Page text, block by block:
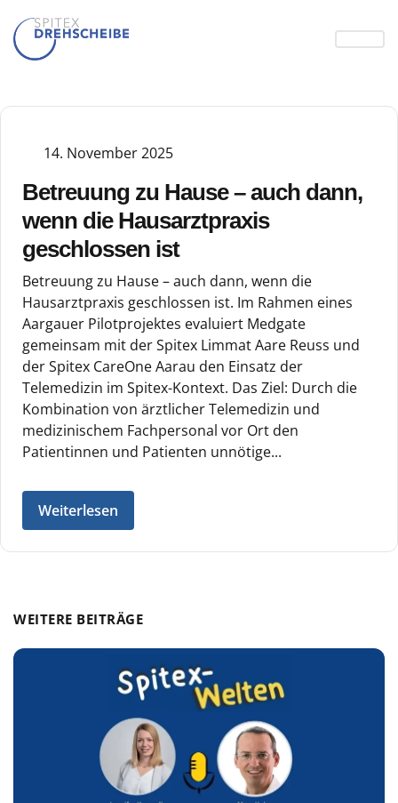
14. November 2025
Betreuung zu Hause – auch dann,
wenn die Hausarztpraxis
geschlossen ist
Betreuung zu Hause – auch dann, wenn die
Hausarztpraxis geschlossen ist. Im Rahmen eines
Aargauer Pilotprojektes evaluiert Medgate
gemeinsam mit der Spitex Limmat Aare Reuss und
der Spitex CareOne Aarau den Einsatz der
Telemedizin im Spitex-Kontext. Das Ziel: Durch die
Kombination von ärztlicher Telemedizin und
medizinischem Fachpersonal vor Ort den
Patientinnen und Patienten unnötige...
Weiterlesen
WEITERE BEITRÄGE